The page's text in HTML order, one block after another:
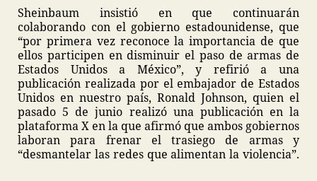
Sheinbaum insistió en que continuarán
colaborando con el gobierno estadounidense, que
“por primera vez reconoce la importancia de que
ellos participen en disminuir el paso de armas de
Estados Unidos a México”, y refirió a una
publicación realizada por el embajador de Estados
Unidos en nuestro país, Ronald Johnson, quien el
pasado 5 de junio realizó una publicación en la
plataforma X en la que afirmó que ambos gobiernos
laboran para frenar el trasiego de armas y
“desmantelar las redes que alimentan la violencia”.